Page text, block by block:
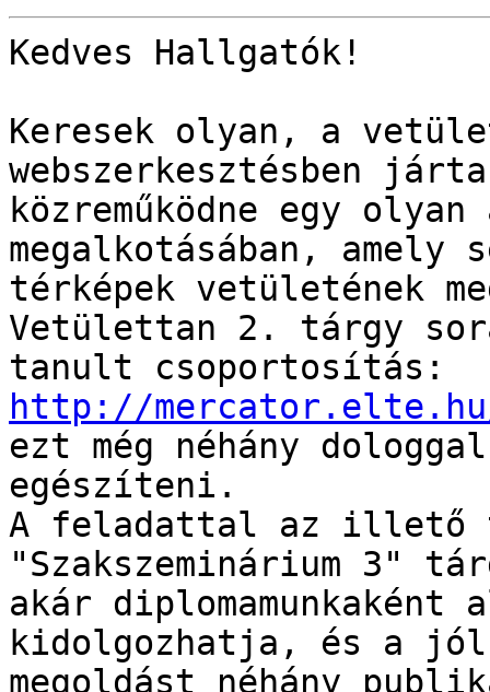
Kedves Hallgatók!
Keresek olyan, a
webszerkesztésben
közreműködne egy
megalkotásában, amely
térképek vetületének
Vetülettan 2. tárgy
http://mercator.elte.hu/
ezt még néhány
egészíteni.
A feladattal az
"Szakszeminárium 3"
akár diplomamunkaként
kidolgozhatja, és a
megoldást néhány